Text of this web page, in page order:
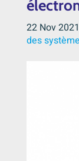
22 Nov 2021
des